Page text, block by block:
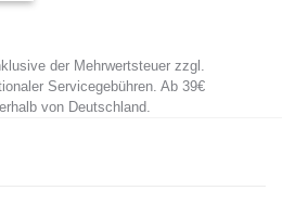
der Mehrwertsteuer zzgl.
Servicegebühren. Ab 39€
von Deutschland.